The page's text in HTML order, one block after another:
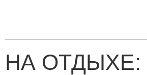
НА ОТДЫХЕ: